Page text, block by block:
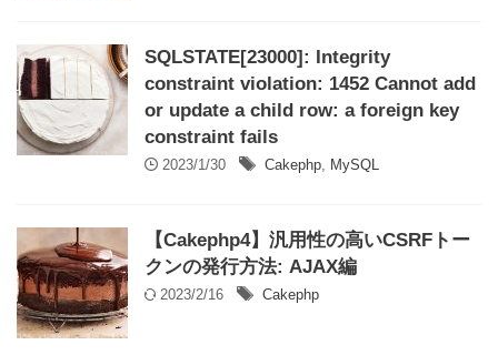
SQLSTATE[23000]: Integrity
constraint violation: 1452 Cannot add
or update a child row: a foreign key
constraint fails
2023/1/30 Cakephp, MySQL
【Cakephp4】汎用性の高いCSRFトー
クンの発行方法: AJAX編
2023/2/16 Cakephp